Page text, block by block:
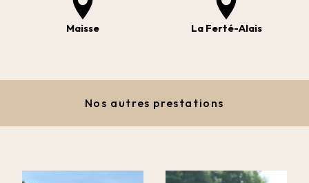
Maisse La Ferté-Alais
Nos autres prestations